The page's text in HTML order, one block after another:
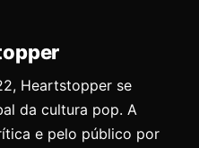
Heartstopper se
da cultura pop. A
e pelo público por